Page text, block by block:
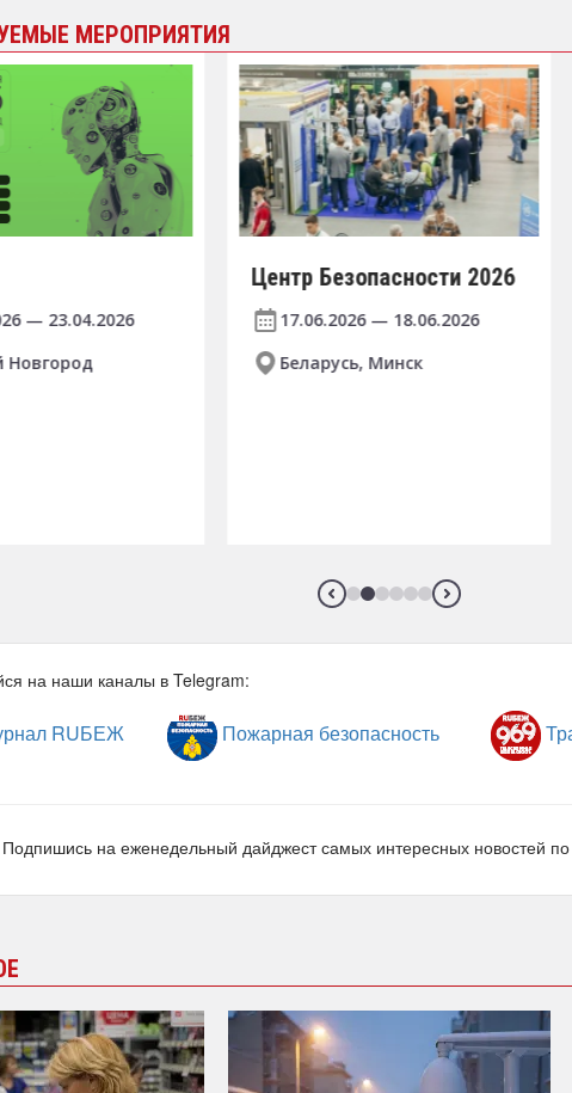
МЕРОПРИЯТИЯ
— 23.04.2026
Новгород
Центр Безопасности 2026
17.06.2026 — 18.06.2026
Беларусь, Минск
на наши каналы в Telegram:
RUБЕЖ Пожарная безопасность
Подпишись на еженедельный дайджест самых интересных новостей